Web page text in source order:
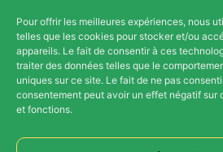
Pour offrir les meilleures expériences, nous
telles que les cookies pour stocker et/ou
appareils. Le fait de consentir à ces
traiter des données telles que le
uniques sur ce site. Le fait de ne pas
consentement peut avoir un effet négatif sur
et fonctions.
PLAN DU
Blog
Contact
Opération